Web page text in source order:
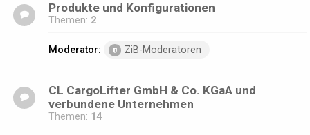
Produkte und Konfigurationen
Themen: 2
Moderator: ZiB-Moderatoren
CL CargoLifter GmbH & Co. KGaA und
verbundene Unternehmen
Themen: 14